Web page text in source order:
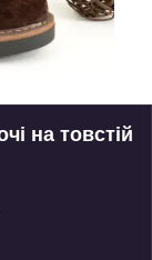
на товстій